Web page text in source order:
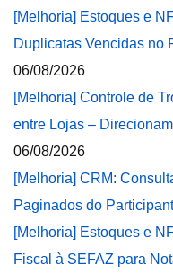
[Melhoria] Estoques e
Duplicatas Vencidas no
06/08/2026
[Melhoria] Controle de
entre Lojas –
06/08/2026
[Melhoria] CRM:
Paginados do
[Melhoria] Estoques e
Fiscal à SEFAZ para